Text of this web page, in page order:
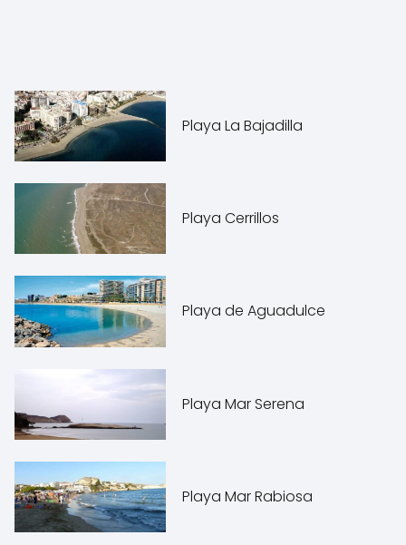
Playa La Bajadilla
Playa Cerrillos
Playa de Aguadulce
Playa Mar Serena
Playa Mar Rabiosa